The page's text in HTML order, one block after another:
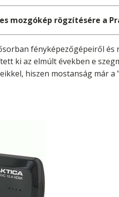
mozgókép rögzítésére a
fényképezőgépeiről
ki az elmúlt években e
hiszen mostanság már